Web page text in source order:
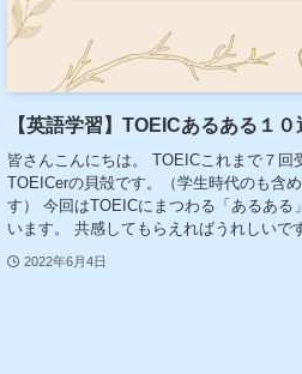
【英語学習】TOEICあるある１０
皆さんこんにちは。 TOEICこれまで７回
TOEICerの貝殻です。（学生時代のも含
す） 今回はTOEICにまつわる「あるある
います。 共感してもらえればうれしいで
2022年6月4日